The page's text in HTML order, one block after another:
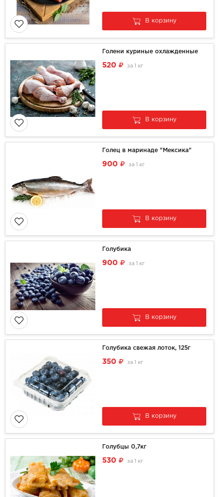
В корзину
Голени куриные охлажденные
520 за 1 кг
В корзину
Голец в маринаде "Мексика"
900 за 1 кг
В корзину
Голубика
900 за 1 кг
В корзину
Голубика свежая лоток, 125г
350 за 1 кг
В корзину
Голубцы 0,7кг
530 за 1 кг